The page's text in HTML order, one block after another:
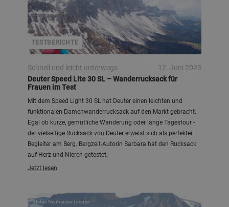
TESTBERICHTE
Schnell und leicht unterwegs
12. Juni 2023
Deuter Speed Lite 30 SL – Wanderrucksack für
Frauen im Test
Mit dem Speed Light 30 SL hat Deuter einen leichten und
funktionalen Damenwanderrucksack auf den Markt gebracht.
Egal ob kurze, gemütliche Wanderung oder lange Tagestour -
der vielseitige Rucksack von Deuter erweist sich als perfekter
Begleiter am Berg. Bergzeit-Autorin Barbara hat den Rucksack
auf Herz und Nieren getestet.
Jetzt lesen
Stefan Neuhauser | deuter